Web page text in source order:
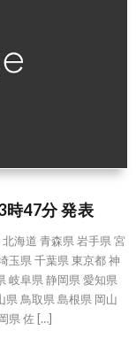
時47分 発表
海道 青森県 岩手県 宮
玉県 千葉県 東京都 神
岐阜県 静岡県 愛知県
県 鳥取県 島根県 岡山
県 佐 […]